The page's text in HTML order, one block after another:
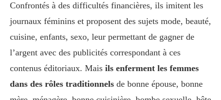
Confrontés à des difficultés financières, ils imitent les
journaux féminins et proposent des sujets mode, beauté,
cuisine, enfants, sexo, leur permettant de gagner de
l’argent avec des publicités correspondant à ces
contenus éditoriaux. Mais ils enferment les femmes
dans des rôles traditionnels de bonne épouse, bonne